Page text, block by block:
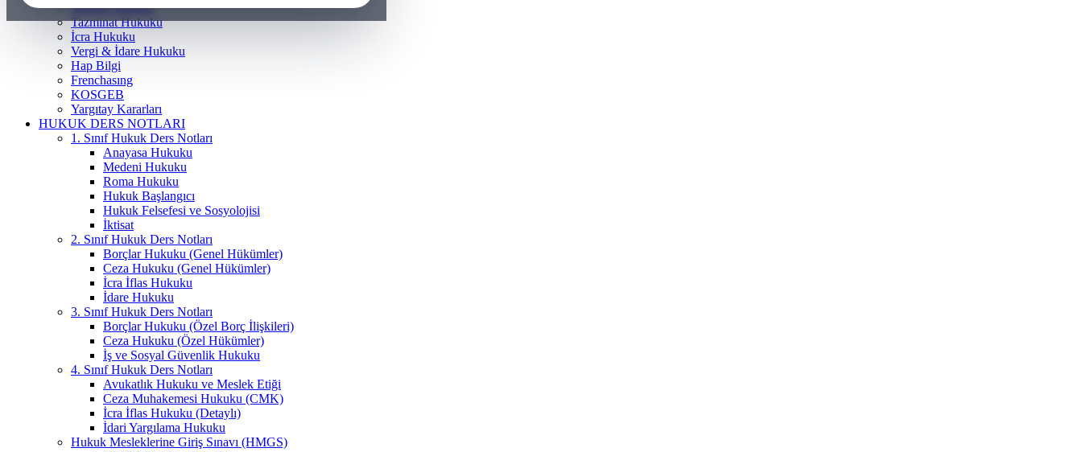
Medeni Hukuku
Tazminat Hukuku
İcra Hukuku
Vergi & İdare Hukuku
Hap Bilgi
Frenchasıng
KOSGEB
Yargıtay Kararları
HUKUK DERS NOTLARI
1. Sınıf Hukuk Ders Notları
Anayasa Hukuku
Medeni Hukuku
Roma Hukuku
Hukuk Başlangıcı
Hukuk Felsefesi ve Sosyolojisi
İktisat
2. Sınıf Hukuk Ders Notları
Borçlar Hukuku (Genel Hükümler)
Ceza Hukuku (Genel Hükümler)
İcra İflas Hukuku
İdare Hukuku
3. Sınıf Hukuk Ders Notları
Borçlar Hukuku (Özel Borç İlişkileri)
Ceza Hukuku (Özel Hükümler)
İş ve Sosyal Güvenlik Hukuku
4. Sınıf Hukuk Ders Notları
Avukatlık Hukuku ve Meslek Etiği
Ceza Muhakemesi Hukuku (CMK)
İcra İflas Hukuku (Detaylı)
İdari Yargılama Hukuku
Hukuk Mesleklerine Giriş Sınavı (HMGS)